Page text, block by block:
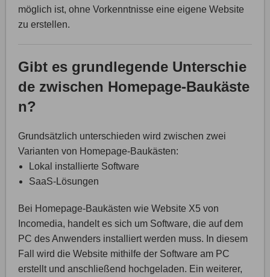
möglich ist, ohne Vorkenntnisse eine eigene Website
zu erstellen.
Gibt es grundlegende Unterschie
de zwischen Homepage-Baukäste
n?
Grundsätzlich unterschieden wird zwischen zwei
Varianten von Homepage-Baukästen:
Lokal installierte Software
SaaS-Lösungen
Bei Homepage-Baukästen wie Website X5 von
Incomedia, handelt es sich um Software, die auf dem
PC des Anwenders installiert werden muss. In diesem
Fall wird die Website mithilfe der Software am PC
erstellt und anschließend hochgeladen. Ein weiterer,